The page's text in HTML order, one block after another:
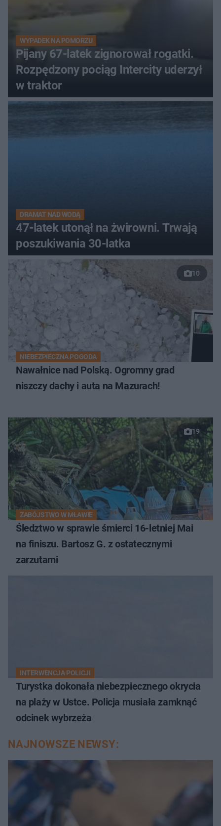
WYPADEK NA POMORZU
Pijany 67-latek zignorował rogatki.
Rozpędzony pociąg Intercity uderzył
w traktor
DRAMAT NAD WODĄ
47-latek utonął na żwirowni. Trwają
poszukiwania 30-latka
10
NIEBEZPIECZNA POGODA
Nawałnice nad Polską. Ogromny grad
niszczy dachy i auta na Mazurach!
19
ZABÓJSTWO W MŁAWIE
Śledztwo w sprawie śmierci 16-letniej Mai
na finiszu. Bartosz G. z ostatecznymi
zarzutami
INTERWENCJA POLICJI
Turystka dokonała niebezpiecznego okrycia
na plaży w Ustce. Policja musiała zamknąć
odcinek wybrzeża
NAJNOWSZE NEWSY: